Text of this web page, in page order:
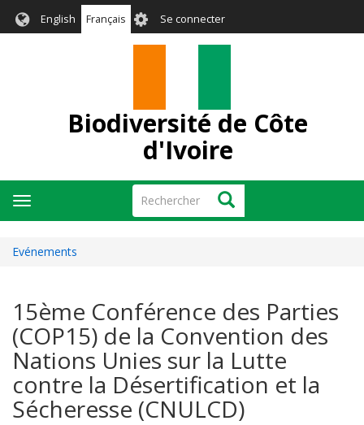
English Français User
account
Se connecter
Biodiversité de Côte
d'Ivoire
Rechercher Rechercher
Toggle
navigation
Evénements
15ème Conférence des Parties
(COP15) de la Convention des
Nations Unies sur la Lutte
contre la Désertification et la
Sécheresse (CNULCD)